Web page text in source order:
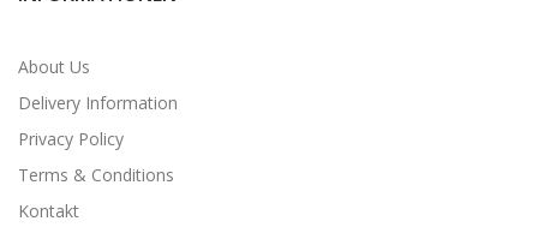
About Us
Delivery Information
Privacy Policy
Terms & Conditions
Kontakt